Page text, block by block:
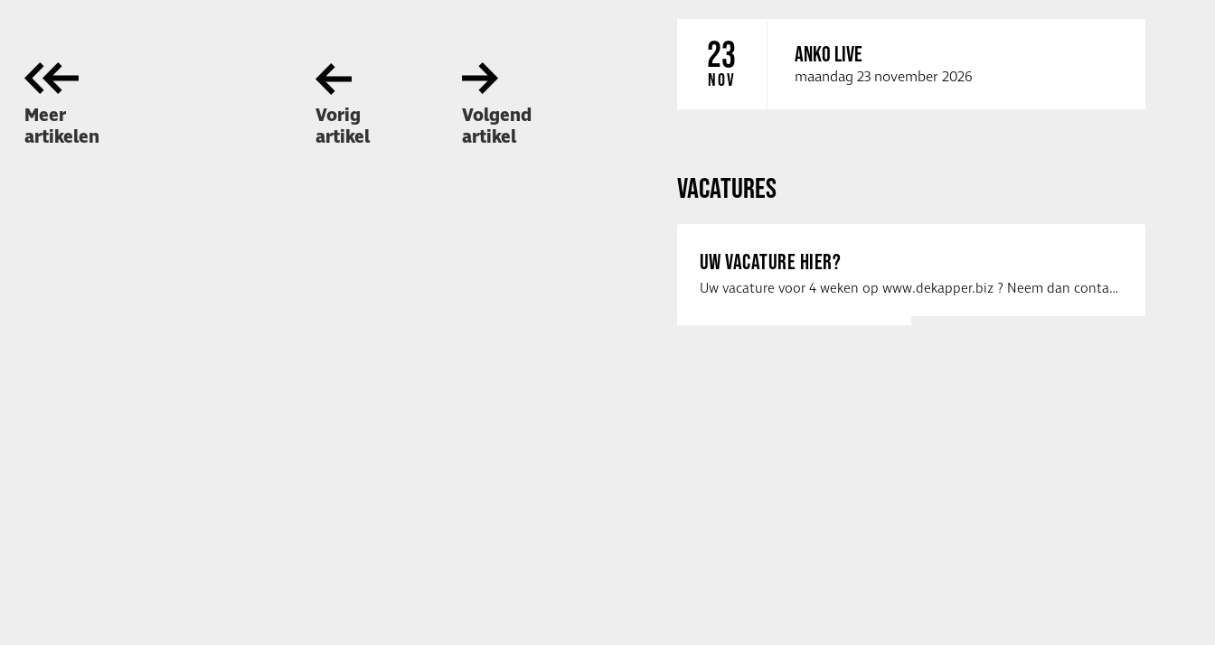
Meer
artikelen
Vorig
artikel
Volgend
artikel
23
NOV
ANKO LIVE
maandag 23 november 2026
VACATURES
UW VACATURE HIER?
Uw vacature voor 4 weken op www.dekapper.biz ? Neem dan contact op met Maaike …